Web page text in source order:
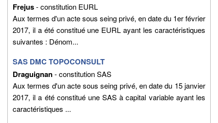
Frejus- constitution EURL
Aux termes d'un acte sous seing privé, en date du 1er février
2017, il a été constitué une EURL ayant les caractéristiques
suivantes : Dénom...
SAS DMC TOPOCONSULT
Draguignan- constitution SAS
Aux termes d'un acte sous seing privé, en date du 15 janvier
2017, il a été constitué une SAS à capital variable ayant les
caractéristiques ...